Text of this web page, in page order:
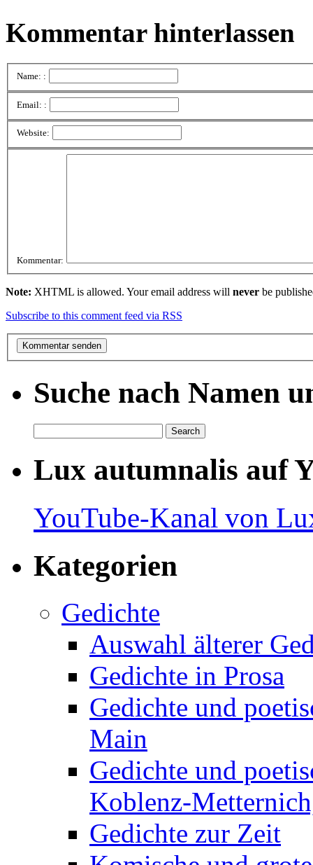
Kommentar hinterlassen
Name: :
Email: :
Website:
Kommentar:
Note: XHTML is allowed. Your email address will never be
Subscribe to this comment feed via RSS
Suche nach Namen
Lux autumnalis auf
YouTube-Kanal von
Kategorien
Gedichte
Auswahl älterer
Gedichte in Prosa
Gedichte und
Main
Gedichte und
Koblenz-
Gedichte zur Zeit